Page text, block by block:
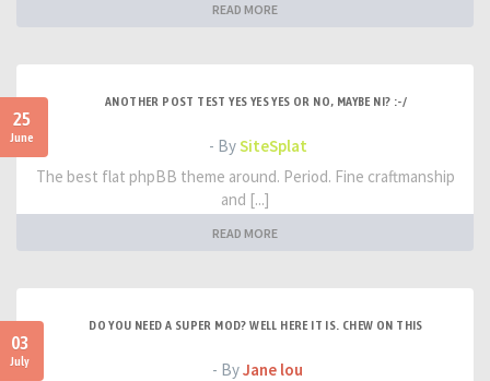
READ MORE
25
June
ANOTHER POST TEST YES YES YES OR NO, MAYBE NI? :-/
- BySiteSplat
The best flat phpBB theme around. Period. Fine craftmanship
and [...]
READ MORE
03
July
DO YOU NEED A SUPER MOD? WELL HERE IT IS. CHEW ON THIS
- ByJane lou